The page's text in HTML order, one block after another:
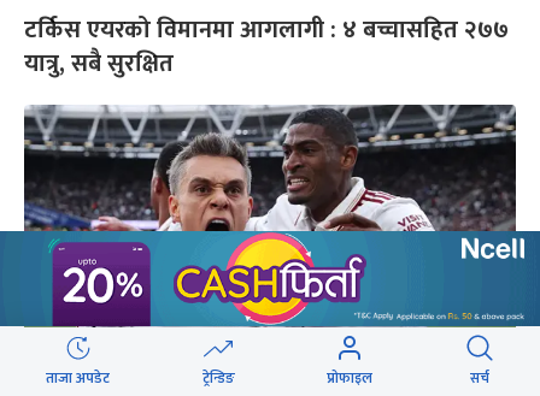
टर्किस एयरको विमानमा आगलागी : ४ बच्चासहित २७७
यात्रु, सबै सुरक्षित
ताजा अपडेट ट्रेन्डिङ प्रोफाइल सर्च